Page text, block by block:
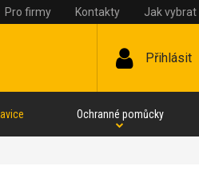
Pro firmy Kontakty Jak vybrat
Přihlásit
Ochranné pomůcky